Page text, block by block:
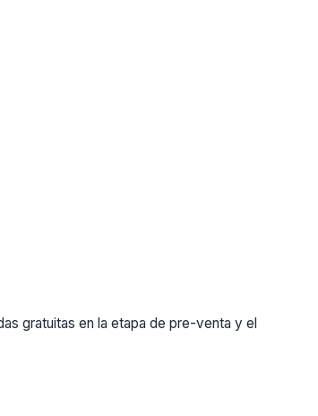
gratuitas en la etapa de pre-venta y el